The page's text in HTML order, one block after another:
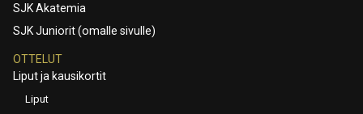
SJK Akatemia
SJK Juniorit (omalle sivulle)
OTTELUT
Liput ja kausikortit
Liput